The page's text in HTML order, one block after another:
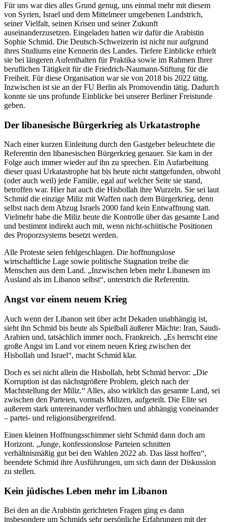
Für uns war dies alles Grund genug, uns einmal mehr mit diesem
von Syrien, Israel und dem Mittelmeer umgebenen Landstrich,
seiner Vielfalt, seinen Krisen und seiner Zukunft
auseinanderzusetzen. Eingeladen hatten wir dafür die Arabistin
Sophie Schmid. Die Deutsch-Schweizerin ist nicht nur aufgrund
ihres Studiums eine Kennerin des Landes. Tiefere Einblicke erhielt
sie bei längeren Aufenthalten für Praktika sowie im Rahmen Ihrer
beruflichen Tätigkeit für die Friedrich-Naumann-Stiftung für die
Freiheit. Für diese Organisation war sie von 2018 bis 2022 tätig.
Inzwischen ist sie an der FU Berlin als Promovendin tätig. Dadurch
konnte sie uns profunde Einblicke bei unserer Berliner Freistunde
geben.
Der libanesische Bürgerkrieg als Urkatastrophe
Nach einer kurzen Einleitung durch den Gastgeber beleuchtete die
Referentin den libanesischen Bürgerkrieg genauer. Sie kam in der
Folge auch immer wieder auf ihn zu sprechen. Ein Aufarbeitung
dieser quasi Urkatastrophe hat bis heute nicht stattgefunden, obwohl
(oder auch weil) jede Familie, egal auf welcher Seite sie stand,
betroffen war. Hier hat auch die Hisbollah ihre Wurzeln. Sie sei laut
Schmid die einzige Miliz mit Waffen nach dem Bürgerkrieg, denn
selbst nach dem Abzug Israels 2000 fand kein Entwaffnung statt.
Vielmehr habe die Miliz heute die Kontrolle über das gesamte Land
und bestimmt indirekt auch mit, wenn nicht-schiitische Positionen
des Proporzsystems besetzt werden.
Alle Proteste seien fehlgeschlagen. Die hoffnungslose
wirtschaftliche Lage sowie politische Stagnation treibe die
Menschen aus dem Land. „Inzwischen leben mehr Libanesen im
Ausland als im Libanon selbst“, unterstrich die Referentin.
Angst vor einem neuem Krieg
Auch wenn der Libanon seit über acht Dekaden unabhängig ist,
sieht ihn Schmid bis heute als Spielball äußerer Mächte: Iran, Saudi-
Arabien und, tatsächlich immer noch, Frankreich. „Es herrscht eine
große Angst im Land vor einem neuen Krieg zwischen der
Hisbollah und Israel“, macht Schmid klar.
Doch es sei nicht allein die Hisbollah, hebt Schmid hervor: „Die
Korruption ist das nächstgrößere Problem, gleich nach der
Machtstellung der Miliz.“ Alles, also wirklich das gesamte Land, sei
zwischen den Parteien, vormals Milizen, aufgeteilt. Die Elite sei
außerem stark untereinander verflochten und abhängig voneinander
– partei- und religionsübergreifend.
Einen kleinen Hoffnungsschimmer sieht Schmid dann doch am
Horizont. „Junge, konfessionslose Parteien schnitten
verhältnismäßig gut bei den Wahlen 2022 ab. Das lässt hoffen“,
beendete Schmid ihre Ausführungen, um sich dann der Diskussion
zu stellen.
Kein jüdisches Leben mehr im Libanon
Bei den an die Arabistin gerichteten Fragen ging es dann
insbesondere um Schmids sehr persönliche Erfahrungen mit der